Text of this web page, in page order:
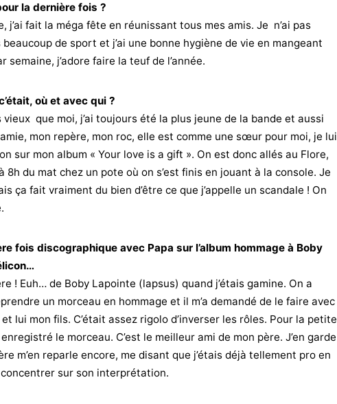
la dernière fois ?
j’ai fait la méga fête en réunissant tous mes amis. Je n’ai pas
de sport et j’ai une bonne hygiène de vie en mangeant
semaine, j’adore faire la teuf de l’année.
où et avec qui ?
que moi, j’ai toujours été la plus jeune de la bande et aussi
mon repère, mon roc, elle est comme une sœur pour moi, je lui
sur mon album « Your love is a gift ». On est donc allés au Flore,
8h du mat chez un pote où on s’est finis en jouant à la console. Je
ça fait vraiment du bien d’être ce que j’appelle un scandale ! On
fois discographique avec Papa sur l’album hommage à Boby
! Euh… de Boby Lapointe (lapsus) quand j’étais gamine. On a
un morceau en hommage et il m’a demandé de le faire avec
lui mon fils. C’était assez rigolo d’inverser les rôles. Pour la petite
le morceau. C’est le meilleur ami de mon père. J’en garde
m’en reparle encore, me disant que j’étais déjà tellement pro en
sur son interprétation.